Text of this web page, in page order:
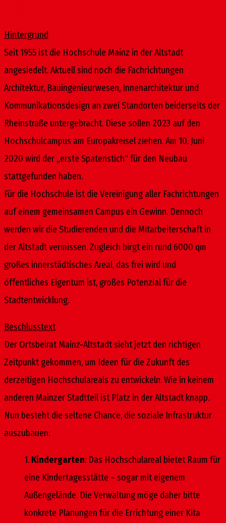
Hintergrund
Seit 1955 ist die Hochschule Mainz in der Altstadt
angesiedelt. Aktuell sind noch die Fachrichtungen
Architektur, Bauingenieurwesen, Innenarchitektur und
Kommunikationsdesign an zwei Standorten beiderseits der
Rheinstraße untergebracht. Diese sollen 2023 auf den
Hochschulcampus am Europakreisel ziehen. Am 10. Juni
2020 wird der „erste Spatenstich“ für den Neubau
stattgefunden haben.
Für die Hochschule ist die Vereinigung aller Fachrichtungen
auf einem gemeinsamen Campus ein Gewinn. Dennoch
werden wir die Studierenden und die Mitarbeiterschaft in
der Altstadt vermissen. Zugleich birgt ein rund 6000 qm
großes innerstädtisches Areal, das frei wird und
öffentliches Eigentum ist, großes Potenzial für die
Stadtentwicklung.
Beschlusstext
Der Ortsbeirat Mainz-Altstadt sieht jetzt den richtigen
Zeitpunkt gekommen, um Ideen für die Zukunft des
derzeitigen Hochschulareals zu entwickeln. Wie in keinem
anderen Mainzer Stadtteil ist Platz in der Altstadt knapp.
Nun besteht die seltene Chance, die soziale Infrastruktur
auszubauen:
1. Kindergarten: Das Hochschulareal bietet Raum für
eine Kindertagesstätte – sogar mit eigenem
Außengelände. Die Verwaltung möge daher bitte
konkrete Planungen für die Errichtung einer Kita